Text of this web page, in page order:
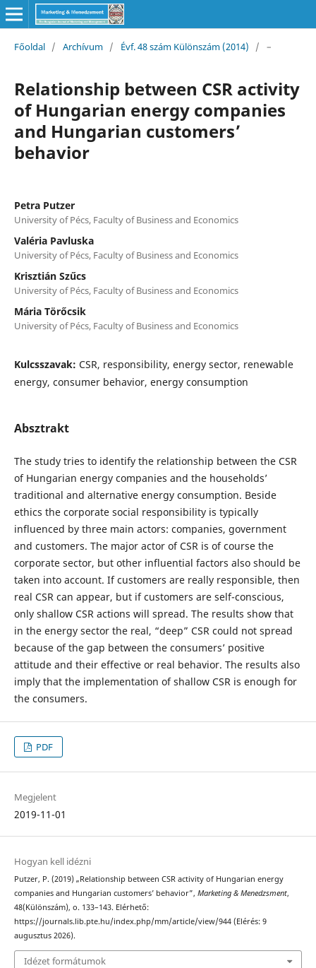
Főoldal / Archívum / Évf. 48 szám Különszám (2014) / –
Relationship between CSR activity
of Hungarian energy companies
and Hungarian customers’
behavior
Petra Putzer
University of Pécs, Faculty of Business and Economics
Valéria Pavluska
University of Pécs, Faculty of Business and Economics
Krisztián Szűcs
University of Pécs, Faculty of Business and Economics
Mária Törőcsik
University of Pécs, Faculty of Business and Economics
Kulcsszavak: CSR, responsibility, energy sector, renewable
energy, consumer behavior, energy consumption
Absztrakt
The study tries to identify the relationship between the CSR
of Hungarian energy companies and the households’
traditional and alternative energy consumption. Beside
ethics the corporate social responsibility is typically
influenced by three main actors: companies, government
and customers. The major actor of CSR is of course the
corporate sector, but other influential factors also should be
taken into account. If customers are really responsible, then
real CSR can appear, but if customers are self-conscious,
only shallow CSR actions will spread. The results show that
in the energy sector the real, “deep” CSR could not spread
because of the gap between the consumers’ positive
attitude and their effective or real behavior. The results also
imply that the implementation of shallow CSR is enough for
the consumers.
PDF
Megjelent
2019-11-01
Hogyan kell idézni
Putzer, P. (2019) „Relationship between CSR activity of Hungarian energy
companies and Hungarian customers’ behavior”, Marketing & Menedzsment,
48(Különszám), o. 133–143. Elérhető:
https://journals.lib.pte.hu/index.php/mm/article/view/944 (Elérés: 9
augusztus 2026).
Idézet formátumok